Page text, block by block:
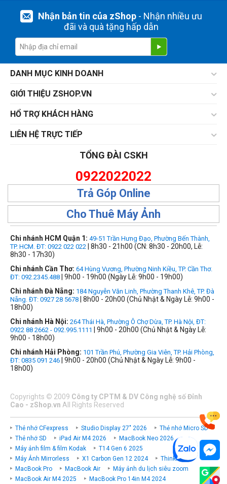
Nhận bản tin của zShop- Nhận nhiều ưu
đãi và quà tặng hấp dẫn
DANH MỤC KINH DOANH
GIỚI THIỆU ZSHOP.VN
HỔ TRỢ KHÁCH HÀNG
LIÊN HỆ TRỰC TIẾP
TỔNG ĐÀI CSKH
0922022022
Trả Góp Online
Cho Thuê Máy Ảnh
Chi nhánh HCM Quận 1: 49-51 Trần Hưng Đạo, Phường Bến Thành,
TP. HCM. ĐT: 0922 022 022 | 8h30 - 21h00 (CN: 8h30 - 20h00, Lễ:
8h30 - 17h30)
Chi nhánh Cần Thơ: 64 Hùng Vương, Phường Ninh Kiều, TP. Cần Thơ.
ĐT: 092.2345.488 | 9h00 - 19h00 (Ngày Lễ: 9h00 - 19h00)
Chi nhánh Đà Nẵng: 184 Nguyễn Văn Linh, Phường Thanh Khê, TP. Đà
Nẵng. ĐT: 0927 28 5678 | 8h00 - 20h00 (Chủ Nhật & Ngày Lễ: 9h00 -
18h00)
Chi nhánh Hà Nội: 264 Thái Hà, Phường Ô Chợ Dừa, TP. Hà Nội, ĐT:
0922 88 2662 - 092.995.1111
| 9h00 - 20h00 (Chủ Nhật & Ngày Lễ:
9h00 - 18h00)
Chi nhánh Hải Phòng: 101 Trần Phú, Phường Gia Viên, TP. Hải Phòng,
ĐT: 0835 091 246 | 9h00 - 20h00 (Chủ Nhật & Ngày Lễ: 9h00 -
18h00)
Copyrights © 2009 Công ty CPTM & DV Công nghệ số Đỉnh
Cao - zShop.vn All Rights Reserved
Thẻ nhớ CFexpress Studio Display 27" 2026
Thẻ nhớ Micro SD
Thẻ nhớ SD
iPad Air M4 2026
MacBook Neo 2026
Máy ảnh film & film Kodak
T14 Gen 6 2025
Máy Ảnh Mirrorless
X1 Carbon Gen 12 2024
ThinkPad P
MacBook Pro
MacBook Air
Máy ảnh du lịch siêu zoom
MacBook Air M4 2025
MacBook Pro 14in M4 2024